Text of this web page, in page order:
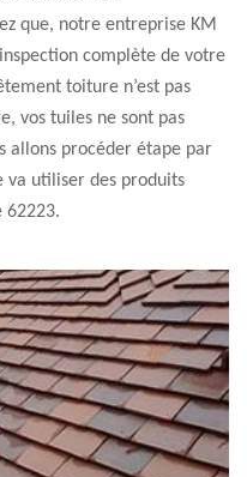
que, notre entreprise KM
complète de votre
toiture n’est pas
vos tuiles ne sont pas
allons procéder étape par
va utiliser des produits
62223.